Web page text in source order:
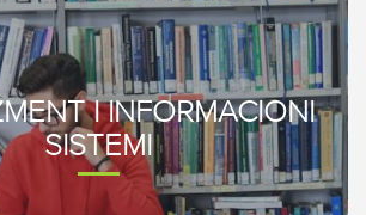
I INFORMACIONI
SISTEMI